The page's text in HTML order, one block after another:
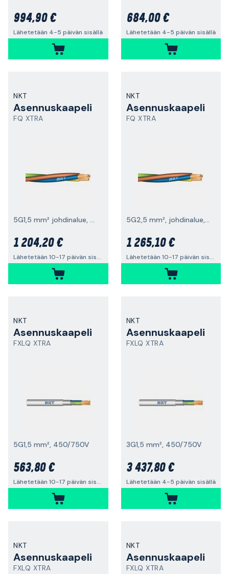
994,90 €
Lähetetään 4-5 päivän sisällä
684,00 €
Lähetetään 4-5 päivän sisällä
NKT
Asennuskaapeli
FQ XTRA
5G1,5 mm² johdinalue, 250 m/puola
1 204,20 €
Lähetetään 10-17 päivän sisällä
NKT
Asennuskaapeli
FQ XTRA
5G2,5 mm², johdinalue, 150 m/puola
1 265,10 €
Lähetetään 10-17 päivän sisällä
NKT
Asennuskaapeli
FXLQ XTRA
5G1,5 mm², 450/750V
563,80 €
Lähetetään 10-17 päivän sisällä
NKT
Asennuskaapeli
FXLQ XTRA
3G1,5 mm², 450/750V
3 437,80 €
Lähetetään 4-5 päivän sisällä
NKT
Asennuskaapeli
FXLQ XTRA
NKT
Asennuskaapeli
FXLQ XTRA